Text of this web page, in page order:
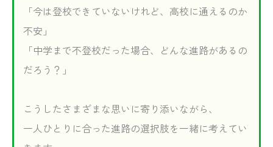
「今は登校できていないけれど、高校に通えるのか
不安」
「中学まで不登校だった場合、どんな進路があるの
だろう？」
こうしたさまざまな思いに寄り添いながら、
一人ひとりに合った進路の選択肢を一緒に考えてい